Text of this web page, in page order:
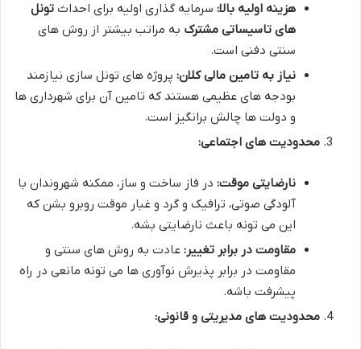
هزینه اولیه بالا: سرمایه گذاری اولیه برای احداث تونل
های تاسیساتی مشترک به مراتب بیشتر از روش های
سنتی دفنی است.
نیاز به تامین مالی کلان: پروژه های تونل سازی نیازمند
بودجه های عظیمی هستند که تامین آن برای شهرداری ها
و دولت ها چالش برانگیز است.
محدودیت های اجتماعی:
نارضایتی موقت: در فاز ساخت و ساز، ممکنه شهروندان با
آلودگی صوتی، ترافیک و گرد و غبار موقت روبرو بشن که
این می تونه باعث نارضایتی بشه.
مقاومت در برابر تغییر: عادت به روش های سنتی و
مقاومت در برابر پذیرش نوآوری ها می تونه مانعی در راه
پیشرفت باشه.
محدودیت های مدیریتی و قانونی: